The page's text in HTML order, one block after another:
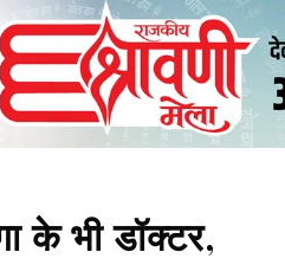
के भी डॉक्टर,